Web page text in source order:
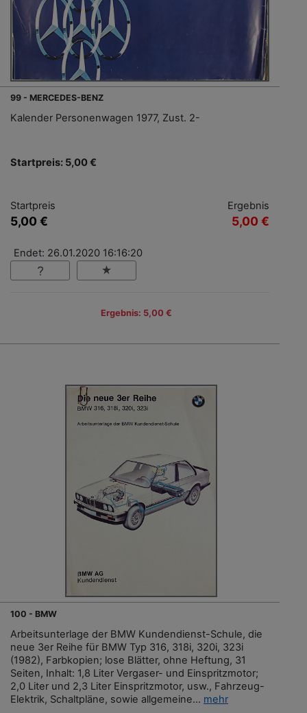
99 - MERCEDES-BENZ
Kalender Personenwagen 1977, Zust. 2-
Startpreis: 5,00 €
Startpreis
5,00 €
Ergebnis
5,00 €
Endet: 26.01.2020 16:16:20
Ergebnis: 5,00 €
100 - BMW
Arbeitsunterlage der BMW Kundendienst-Schule, die
neue 3er Reihe für BMW Typ 316, 318i, 320i, 323i
(1982), Farbkopien; lose Blätter, ohne Heftung, 31
Seiten, Inhalt: 1,8 Liter Vergaser- und Einspritzmotor;
2,0 Liter und 2,3 Liter Einspritzmotor, usw., Fahrzeug-
Elektrik, Schaltpläne, sowie allgemeine... mehr